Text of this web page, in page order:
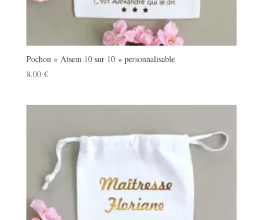
Pochon « Atsem 10 sur 10 » personnalisable
8,00 €